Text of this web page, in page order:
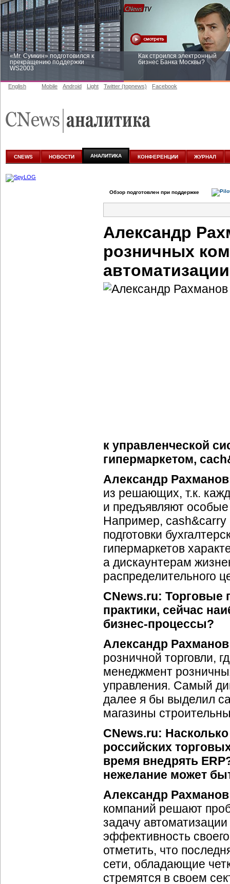
«Mr. Сумкин» подготовился к
прекращению поддержки
WS2003
Как строился электронный
бизнес Банка Москвы?
аналитике
English Mobile Android Light Twitter (topnews) Facebook
CNEWS НОВОСТИ АНАЛИТИКА КОНФЕРЕНЦИИ ЖУРНАЛ
Обзор подготовлен при поддержке
Александр
розничных
к управленческой
гипермаркетом,
Александр Рахманов
из решающих, т.к.
и предъявляют
Например, cash&carry
подготовки
гипермаркетов
а дискаунтерам
распределительного
CNews.ru: Торговые
практики, сейчас
бизнес-процессы?
Александр Рахманов
розничной торговли,
менеджмент
управления. Самый
далее я бы выделил
магазины
CNews.ru:
российских
время внедрять
нежелание может
Александр Рахманов
компаний решают
задачу
эффективность
отметить, что
сети, обладающие
стремятся в своем